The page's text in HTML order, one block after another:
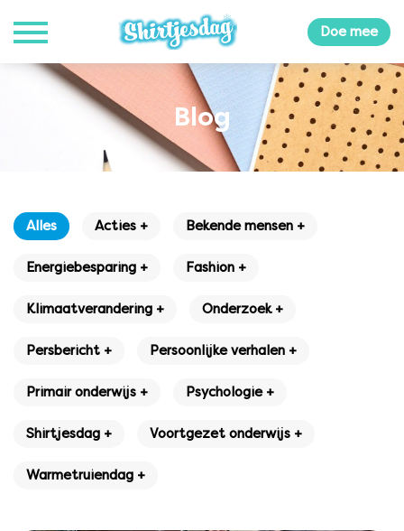
Doe mee
Blog
Alles Acties + Bekende mensen +
Energiebesparing + Fashion +
Klimaatverandering + Onderzoek +
Persbericht + Persoonlijke verhalen +
Primair onderwijs + Psychologie +
Shirtjesdag + Voortgezet onderwijs +
Warmetruiendag +